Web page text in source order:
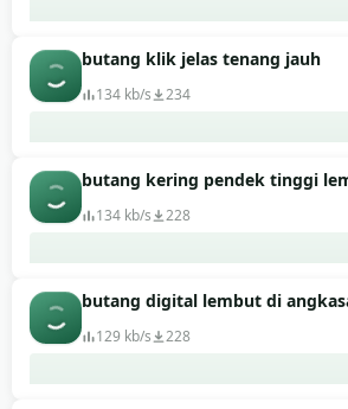
butang klik jelas tenang jauh
134 kb/s 234
butang kering pendek tinggi
134 kb/s 228
butang digital lembut di
129 kb/s 228